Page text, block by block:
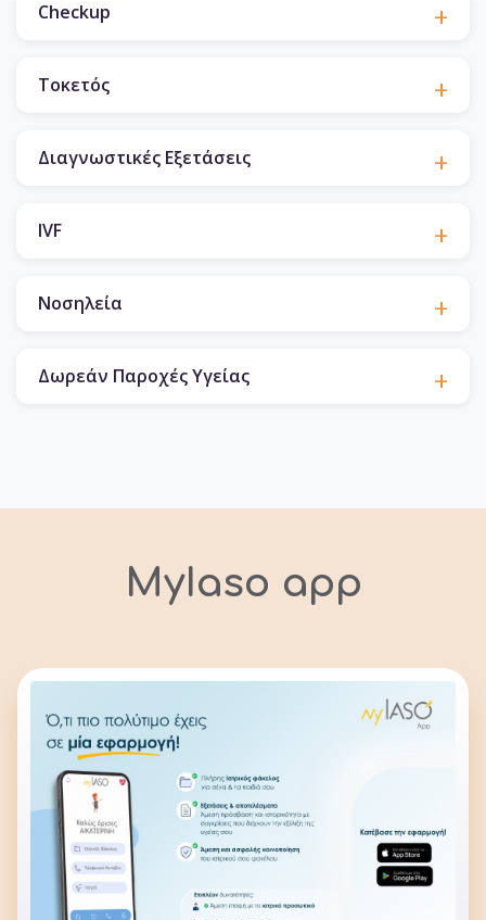
Checkup
Τοκετός
Διαγνωστικές Εξετάσεις
IVF
Νοσηλεία
Δωρεάν Παροχές Υγείας
MyIaso app